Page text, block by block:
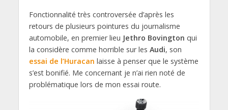
Fonctionnalité très controversée d’après les
retours de plusieurs pointures du journalisme
automobile, en premier lieu Jethro Bovington qui
la considère comme horrible sur les Audi, son
essai de l’Huracan laisse à penser que le système
s’est bonifié. Me concernant je n’ai rien noté de
problématique lors de mon essai route.